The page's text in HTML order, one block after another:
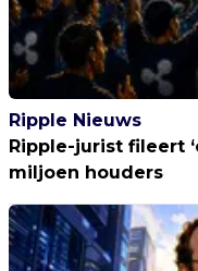
Ripple Nieuws
Ripple-jurist fileert
miljoen houders